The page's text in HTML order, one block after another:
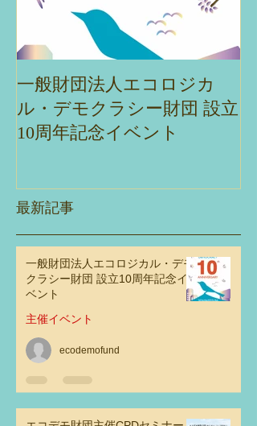
ル・デモクラシーとの交
点その可能性」
一般財団法人エコロジカ
ル・デモクラシー財団 設立
10周年記念イベント
最新記事
一般財団法人エコロジカル・デモ
クラシー財団 設立10周年記念イ
ベント
主催イベント
ecodemofund